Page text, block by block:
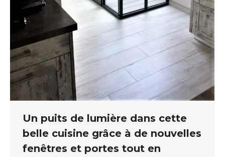
Un puits de lumière dans cette
belle cuisine grâce à de nouvelles
fenêtres et portes tout en